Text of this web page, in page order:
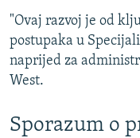
"Ovaj razvoj je od
postupaka u
naprijed za
West.
Sporazum o